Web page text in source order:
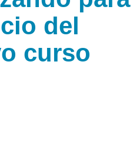
del
curso